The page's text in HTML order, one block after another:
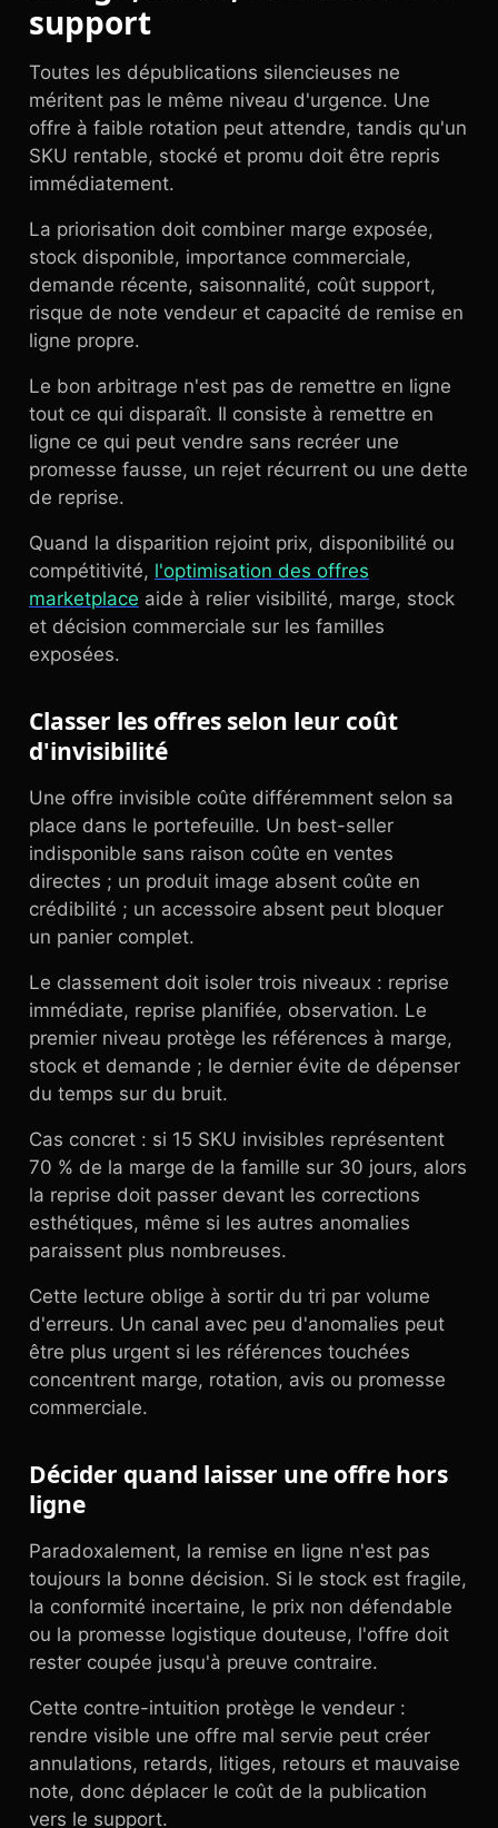
support
Toutes les dépublications silencieuses ne
méritent pas le même niveau d'urgence. Une
offre à faible rotation peut attendre, tandis qu'un
SKU rentable, stocké et promu doit être repris
immédiatement.
La priorisation doit combiner marge exposée,
stock disponible, importance commerciale,
demande récente, saisonnalité, coût support,
risque de note vendeur et capacité de remise en
ligne propre.
Le bon arbitrage n'est pas de remettre en ligne
tout ce qui disparaît. Il consiste à remettre en
ligne ce qui peut vendre sans recréer une
promesse fausse, un rejet récurrent ou une dette
de reprise.
Quand la disparition rejoint prix, disponibilité ou
compétitivité, l'optimisation des offres
marketplace aide à relier visibilité, marge, stock
et décision commerciale sur les familles
exposées.
Classer les offres selon leur coût
d'invisibilité
Une offre invisible coûte différemment selon sa
place dans le portefeuille. Un best-seller
indisponible sans raison coûte en ventes
directes ; un produit image absent coûte en
crédibilité ; un accessoire absent peut bloquer
un panier complet.
Le classement doit isoler trois niveaux : reprise
immédiate, reprise planifiée, observation. Le
premier niveau protège les références à marge,
stock et demande ; le dernier évite de dépenser
du temps sur du bruit.
Cas concret : si 15 SKU invisibles représentent
70 % de la marge de la famille sur 30 jours, alors
la reprise doit passer devant les corrections
esthétiques, même si les autres anomalies
paraissent plus nombreuses.
Cette lecture oblige à sortir du tri par volume
d'erreurs. Un canal avec peu d'anomalies peut
être plus urgent si les références touchées
concentrent marge, rotation, avis ou promesse
commerciale.
Décider quand laisser une offre hors
ligne
Paradoxalement, la remise en ligne n'est pas
toujours la bonne décision. Si le stock est fragile,
la conformité incertaine, le prix non défendable
ou la promesse logistique douteuse, l'offre doit
rester coupée jusqu'à preuve contraire.
Cette contre-intuition protège le vendeur :
rendre visible une offre mal servie peut créer
annulations, retards, litiges, retours et mauvaise
note, donc déplacer le coût de la publication
vers le support.